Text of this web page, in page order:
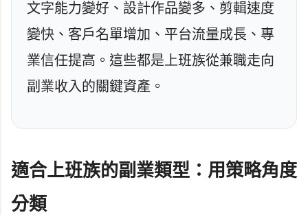
文字能力變好、設計作品變多、剪輯速度
變快、客戶名單增加、平台流量成長、專
業信任提高。這些都是上班族從兼職走向
副業收入的關鍵資產。
適合上班族的副業類型：用策略角度
分類